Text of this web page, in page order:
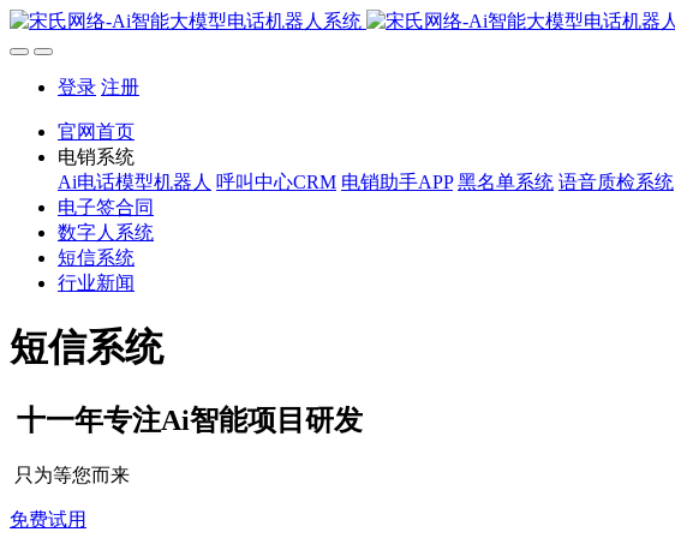
登录 注册
官网首页
电销系统
Ai电话模型机器人 呼叫中心CRM 电销助手APP 黑名单系统 语音质检系统
电子签合同
数字人系统
短信系统
行业新闻
短信系统
十一年专注Ai智能项目研发
只为等您而来
免费试用